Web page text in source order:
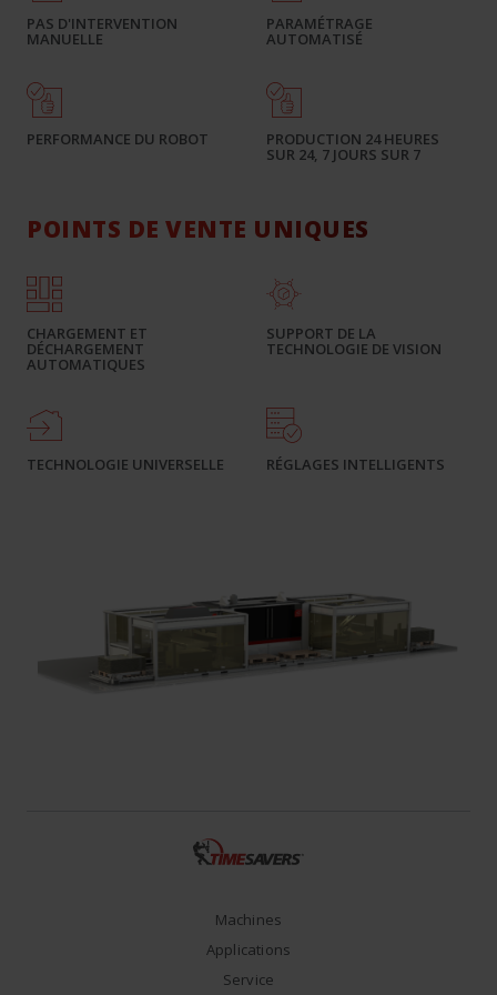
PAS D'INTERVENTION
MANUELLE
PARAMÉTRAGE
AUTOMATISÉ
PERFORMANCE DU ROBOT PRODUCTION 24 HEURES
SUR 24, 7 JOURS SUR 7
POINTS DE VENTE UNIQUES
CHARGEMENT ET
DÉCHARGEMENT
AUTOMATIQUES
SUPPORT DE LA
TECHNOLOGIE DE VISION
TECHNOLOGIE UNIVERSELLE RÉGLAGES INTELLIGENTS
Machines
Applications
Service